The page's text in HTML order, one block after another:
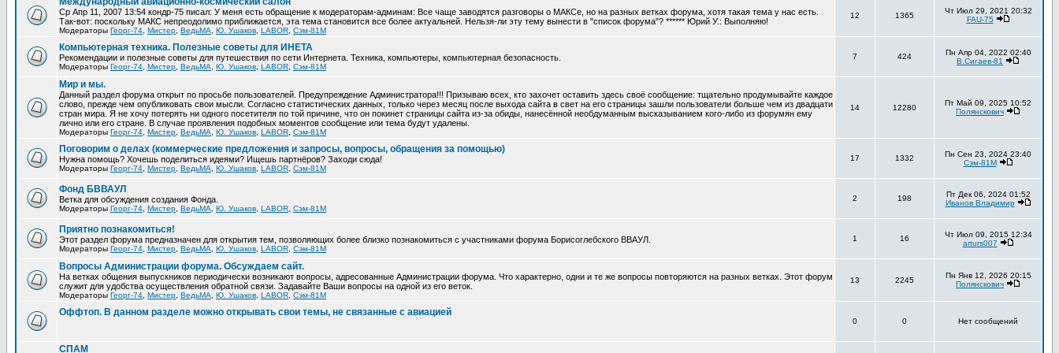
Ср Апр 11, 2007 13:54 кондр-75 писал: У меня есть обращение к модераторам-админам: Все чаще заводятся разговоры о МАКСе, но на разных ветках форума, хотя такая тема у нас есть.
Так-вот: поскольку МАКС непреодолимо приближается, эта тема становится все более актуальней. Нельзя-ли эту тему вынести в "список форума"? ****** Юрий У.: Выполняю!
Модераторы Георг-74 Мистер ВедьМА Ю. Ушаков LABOR Сэм-81М
12 1365
Чт Июл 29, 2021 20:32
FAU-75
Компьютерная техника. Полезные советы для ИНЕТА
Рекомендации и полезные советы для путешествия по сети Интернета. Техника, компьютеры, компьютерная безопасность.
Модераторы Георг-74 Мистер ВедьМА Ю. Ушаков LABOR Сэм-81М
7 424
Пн Апр 04, 2022 02:40
В.Сигаев-81
Мир и мы.
Данный раздел форума открыт по просьбе пользователей. Предупреждение Администратора!!! Призываю всех, кто захочет оставить здесь своё сообщение: тщательно продумывайте каждое
слово, прежде чем опубликовать свои мысли. Согласно статистических данных, только через месяц после выхода сайта в свет на его страницы зашли пользователи больше чем из двадцати
стран мира. Я не хочу потерять ни одного посетителя по той причине, что он покинет страницы сайта из-за обиды, нанесённой необдуманным высказыванием кого-либо из форумян ему
лично или его стране. В случае проявления подобных моментов сообщение или тема будут удалены.
Модераторы Георг-74 Мистер ВедьМА Ю. Ушаков LABOR Сэм-81М
14 12280
Пт Май 09, 2025 10:52
Полянскович
Поговорим о делах (коммерческие предложения и запросы, вопросы, обращения за помощью)
Нужна помощь? Хочешь поделиться идеями? Ищешь партнёров? Заходи сюда!
Модераторы Георг-74 Мистер ВедьМА Ю. Ушаков LABOR Сэм-81М
17 1332
Пн Сен 23, 2024 23:40
Сэм-81М
Фонд БВВАУЛ
Ветка для обсуждения создания Фонда.
Модераторы Георг-74 Мистер ВедьМА Ю. Ушаков LABOR Сэм-81М
2 198
Пт Дек 06, 2024 01:52
Иванов Владимир
Приятно познакомиться!
Этот раздел форума предназначен для открытия тем, позволяющих более близко познакомиться с участниками форума Борисоглебского ВВАУЛ.
Модераторы Георг-74 Мистер ВедьМА Ю. Ушаков LABOR Сэм-81М
1 16
Чт Июл 09, 2015 12:34
arturs007
Вопросы Администрации форума. Обсуждаем сайт.
На ветках общения выпускников периодически возникают вопросы, адресованные Администрации форума. Что характерно, одни и те же вопросы повторяются на разных ветках. Этот форум
служит для удобства осуществления обратной связи. Задавайте Ваши вопросы на одной из его веток.
Модераторы Георг-74 Мистер ВедьМА Ю. Ушаков LABOR Сэм-81М
13 2245
Пн Янв 12, 2026 20:15
Полянскович
Оффтоп. В данном разделе можно открывать свои темы, не связанные с авиацией
0 0 Нет сообщений
СПАМ